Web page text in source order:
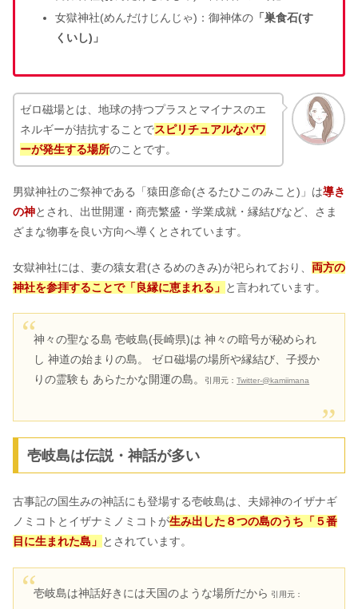
女獄神社(めんだけじんじゃ)：御神体の「巣食石(す
くいし)」
ゼロ磁場とは、地球の持つプラスとマイナスのエ
ネルギーが拮抗することでスピリチュアルなパワ
ーが発生する場所のことです。
男獄神社のご祭神である「猿田彦命(さるたひこのみこと)」は導き
の神とされ、出世開運・商売繁盛・学業成就・縁結びなど、さま
ざまな物事を良い方向へ導くとされています。
女獄神社には、妻の猿女君(さるめのきみ)が祀られており、 両方の
神社を参拝することで「良縁に恵まれる」 と言われています。
神々の聖なる島 壱岐島(長崎県)は 神々の暗号が秘められ
し 神道の始まりの島。 ゼロ磁場の場所や縁結び、子授か
りの霊験も あらたかな開運の島。
引用元：Twitter-@kamiimana
壱岐島は伝説・神話が多い
古事記の国生みの神話にも登場する壱岐島は、夫婦神のイザナギ
ノミコトとイザナミノミコトが生み出した８つの島のうち「５番
目に生まれた島」 とされています。
壱岐島は神話好きには天国のような場所だから 引用元：